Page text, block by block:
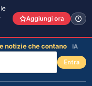
Aggiungi ora
notizie che contano IA
Entra